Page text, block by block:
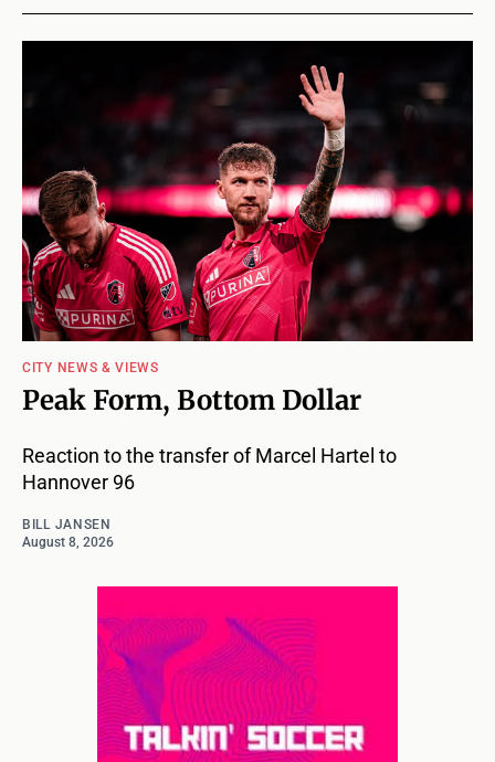
CITY NEWS & VIEWS
Peak Form, Bottom Dollar
Reaction to the transfer of Marcel Hartel to
Hannover 96
BILL JANSEN
August 8, 2026